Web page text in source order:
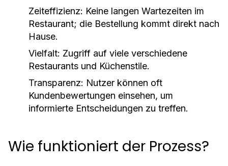
Zeiteffizienz: Keine langen Wartezeiten im
Restaurant; die Bestellung kommt direkt nach
Hause.
Vielfalt: Zugriff auf viele verschiedene
Restaurants und Küchenstile.
Transparenz: Nutzer können oft
Kundenbewertungen einsehen, um
informierte Entscheidungen zu treffen.
Wie funktioniert der Prozess?